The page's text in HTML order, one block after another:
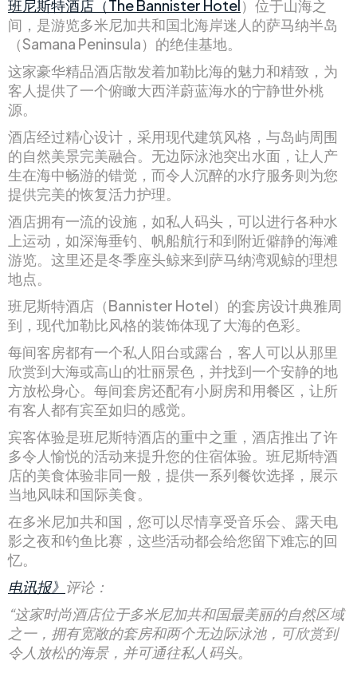
班尼斯特酒店（The Bannister Hotel）位于山海之
间，是游览多米尼加共和国北海岸迷人的萨马纳半岛
（Samana Peninsula）的绝佳基地。
这家豪华精品酒店散发着加勒比海的魅力和精致，为
客人提供了一个俯瞰大西洋蔚蓝海水的宁静世外桃
源。
酒店经过精心设计，采用现代建筑风格，与岛屿周围
的自然美景完美融合。无边际泳池突出水面，让人产
生在海中畅游的错觉，而令人沉醉的水疗服务则为您
提供完美的恢复活力护理。
酒店拥有一流的设施，如私人码头，可以进行各种水
上运动，如深海垂钓、帆船航行和到附近僻静的海滩
游览。这里还是冬季座头鲸来到萨马纳湾观鲸的理想
地点。
班尼斯特酒店（Bannister Hotel）的套房设计典雅周
到，现代加勒比风格的装饰体现了大海的色彩。
每间客房都有一个私人阳台或露台，客人可以从那里
欣赏到大海或高山的壮丽景色，并找到一个安静的地
方放松身心。每间套房还配有小厨房和用餐区，让所
有客人都有宾至如归的感觉。
宾客体验是班尼斯特酒店的重中之重，酒店推出了许
多令人愉悦的活动来提升您的住宿体验。班尼斯特酒
店的美食体验非同一般，提供一系列餐饮选择，展示
当地风味和国际美食。
在多米尼加共和国，您可以尽情享受音乐会、露天电
影之夜和钓鱼比赛，这些活动都会给您留下难忘的回
忆。
电讯报》 评论：
“这家时尚酒店位于多米尼加共和国最美丽的自然区域
之一，拥有宽敞的套房和两个无边际泳池，可欣赏到
令人放松的海景，并可通往私人码头。